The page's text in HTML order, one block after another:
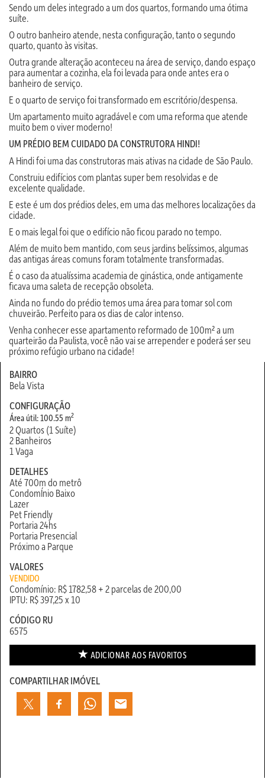
Sendo um deles integrado a um dos quartos, formando uma ótima
suíte.
O outro banheiro atende, nesta configuração, tanto o segundo
quarto, quanto às visitas.
Outra grande alteração aconteceu na área de serviço, dando espaço
para aumentar a cozinha, ela foi levada para onde antes era o
banheiro de serviço.
E o quarto de serviço foi transformado em escritório/despensa.
Um apartamento muito agradável e com uma reforma que atende
muito bem o viver moderno!
UM PRÉDIO BEM CUIDADO DA CONSTRUTORA HINDI!
A Hindi foi uma das construtoras mais ativas na cidade de São Paulo.
Construiu edifícios com plantas super bem resolvidas e de
excelente qualidade.
E este é um dos prédios deles, em uma das melhores localizações da
cidade.
E o mais legal foi que o edifício não ficou parado no tempo.
Além de muito bem mantido, com seus jardins belíssimos, algumas
das antigas áreas comuns foram totalmente transformadas.
É o caso da atualíssima academia de ginástica, onde antigamente
ficava uma saleta de recepção obsoleta.
Ainda no fundo do prédio temos uma área para tomar sol com
chuveirão. Perfeito para os dias de calor intenso.
Venha conhecer esse apartamento reformado de 100m² a um
quarteirão da Paulista, você não vai se arrepender e poderá ser seu
próximo refúgio urbano na cidade!
BAIRRO
Bela Vista
CONFIGURAÇÃO
Área útil: 100.55 m2
2 Quartos (1 Suíte)
2 Banheiros
1 Vaga
DETALHES
Até 700m do metrô
CondomÍnio Baixo
Lazer
Pet Friendly
Portaria 24hs
Portaria Presencial
Próximo a Parque
VALORES
VENDIDO
Condomínio: R$ 1782,58 + 2 parcelas de 200,00
IPTU: R$ 397,25 x 10
CÓDIGO RU
6575
ADICIONAR AOS FAVORITOS
COMPARTILHAR IMÓVEL